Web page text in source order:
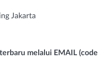
Jakarta
melalui EMAIL (code